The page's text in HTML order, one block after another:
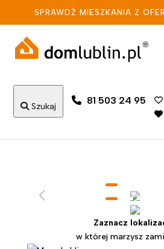
SPRAWDŹ MIESZKANIA Z
Szukaj
81 503 24 95
Zaznacz
w której marzysz